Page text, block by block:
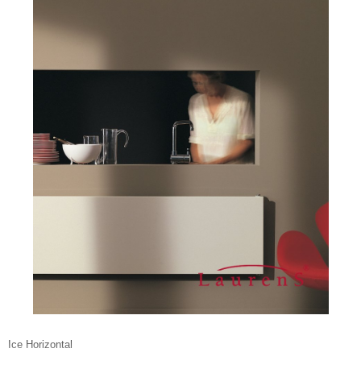
Ice Horizontal